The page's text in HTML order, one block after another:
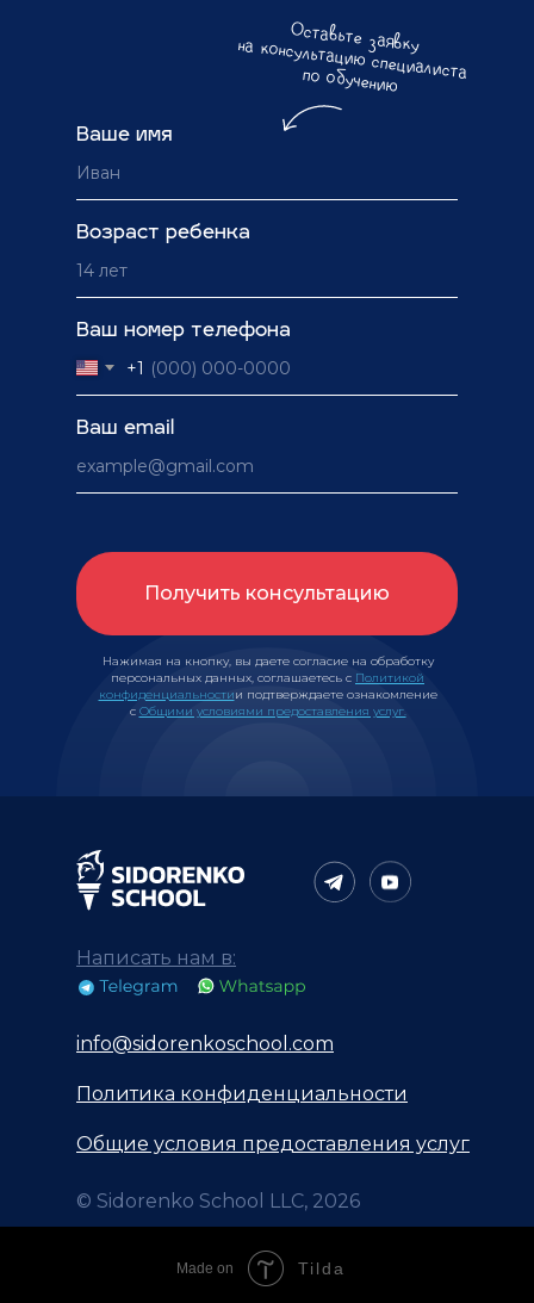
Оставьте заявку
на консультацию специалиста
по обучению
Получить консультацию
Ваше имя
Возраст ребенка
Ваш номер телефона
+1
Ваш email
Нажимая на кнопку, вы даете согласие на обработку
персональных данных, соглашаетесь с Политикой
конфиденциальностии подтверждаете ознакомление
с Общими условиями предоставления услуг.
© Sidorenko School LLC, 2026
Политика конфиденциальности
info@sidorenkoschool.com
Написать нам в:
Общие условия предоставления услуг
Made on Tilda